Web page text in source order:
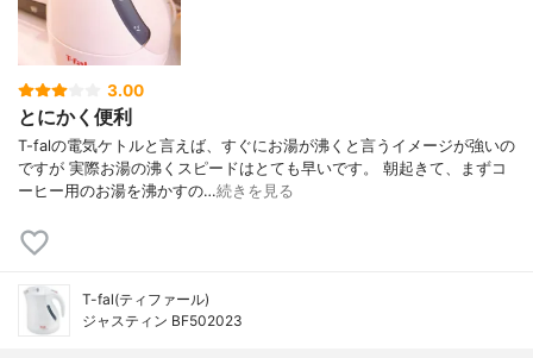
3.00
とにかく便利
T-falの電気ケトルと言えば、すぐにお湯が沸くと言うイメージが強いの
ですが 実際お湯の沸くスピードはとても早いです。 朝起きて、まずコ
ーヒー用のお湯を沸かすの…続きを見る
T-fal(ティファール)
ジャスティン BF502023